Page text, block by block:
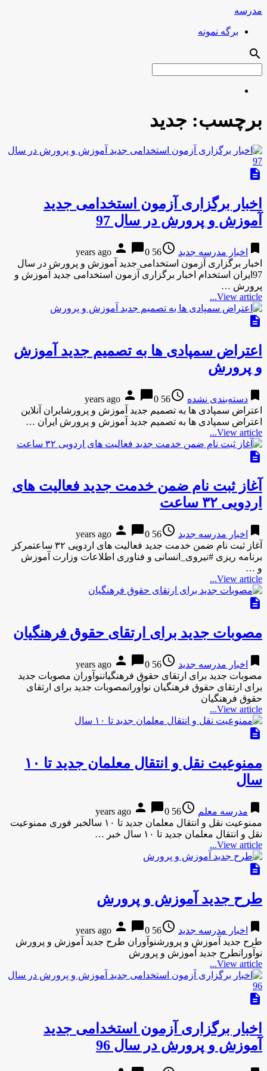
مدرسه
برگه نمونه
search
برچسب: جدید
description
اخبار برگزاری آزمون استخدامی جدید
آموزش و پرورش در سال 97
bookmark اخبار مدرسه جدید access_time
56 years ago
person chat_bubble0
اخبار برگزاری آزمون استخدامی جدید آموزش و پرورش در سال
97ایران استخدام اخبار برگزاری آزمون استخدامی جدید آموزش و
پرورش …
View article...
description
اعتراض سمپادی ها به تصمیم جدید آموزش
و پرورش
bookmark دسته‌بندی نشده access_time
56 years ago
person chat_bubble0
اعتراض سمپادی ها به تصمیم جدید آموزش و پرورشایران آنلاین
اعتراض سمپادی ها به تصمیم جدید آموزش و پرورش ایران …
View article...
description
آغاز ثبت نام ضمن خدمت جدید فعالیت های
اردویی ۳۲ ساعت
bookmark اخبار مدرسه جدید access_time
56 years ago
person chat_bubble0
آغاز ثبت نام ضمن خدمت جدید فعالیت های اردویی ۳۲ ساعتمرکز
برنامه ریزی #نیروی_انسانی و فناوری اطلاعات وزارت آموزش
و …
View article...
description
مصوبات جدید برای ارتقای حقوق فرهنگیان
bookmark اخبار مدرسه جدید access_time
56 years ago
person chat_bubble0
مصوبات جدید برای ارتقای حقوق فرهنگیاننوآوران مصوبات جدید
برای ارتقای حقوق فرهنگیان نوآورانمصوبات جدید برای ارتقای
حقوق فرهنگیان
View article...
description
ممنوعیت نقل و انتقال معلمان جدید تا ۱۰
سال
bookmark مدرسه معلم access_time
56 years ago
person chat_bubble0
ممنوعیت نقل و انتقال معلمان جدید تا ۱۰ سالخبر فوری ممنوعیت
نقل و انتقال معلمان جدید تا ۱۰ سال خبر …
View article...
description
طرح جدید آموزش و پرورش
bookmark اخبار مدرسه جدید access_time
56 years ago
person chat_bubble0
طرح جدید آموزش و پرورشنوآوران طرح جدید آموزش و پرورش
نوآورانطرح جدید آموزش و پرورش
View article...
description
اخبار برگزاری آزمون استخدامی جدید
آموزش و پرورش در سال 96